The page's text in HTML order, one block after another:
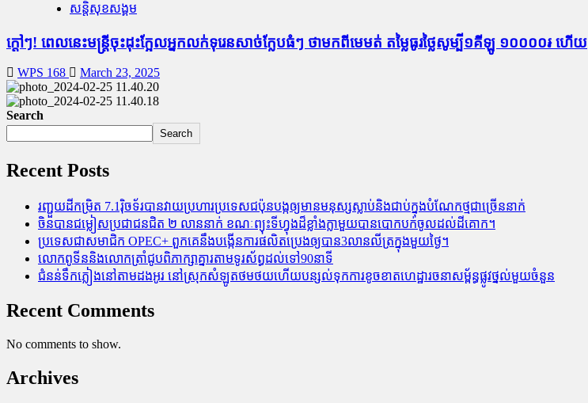
សន្តិសុខសង្គម
ក្តៅៗ! ពេលនេះមន្រ្តីចុះដុះក្អែលអ្នកលក់ទុរេនសាច់ក្លែបធំៗ ថាមកពីមេមត់ តម្លៃធូរថ្លៃសូម្បី១គីឡូ ១០០០០៛ ហើយ
WPS 168 March 23, 2025
Search
Search
Recent Posts
រញ្ជួយដីកម្រិត​ 7.1រ៉ិចទ័របានវាយប្រហារប្រទេសជប៉ុនបង្កឲ្យមានមនុស្សស្លាប់​និង​ជាប់ក្នុងបំណែកថ្មជាច្រើននាក់
ចិនបានជម្លៀសប្រជាជនជិត ២ លាននាក់ ខណៈព្យុះទីហ្វុងដ៏ខ្លាំងក្លាមួយបានបោកបក់ចូលដល់ដីគោក។
ប្រទេសជាសមាជិក OPEC+​ ពួកគេនឹងបង្កើនការផលិតប្រេងឲ្យបាន3លានលីត្រក្នុងមួយថ្ងៃ។
លោកពូទីននិងលោកត្រាំជូបពិភាក្សាគ្នារតាមទូរស័ព្ធដល់ទៅ90នាទី
ជំនន់​ទឹកភ្លៀង​នៅ​តាម​ដងអូរ​ នៅ​ស្រុក​សំឡូត​ថមថយ​ហើយ​បន្សល់​ទុក​ការ​ខូចខាត​ហេដ្ឋារចនាសម្ព័ន្ធ​ផ្លូវថ្នល់​មួយ​ចំនួន
Recent Comments
No comments to show.
Archives